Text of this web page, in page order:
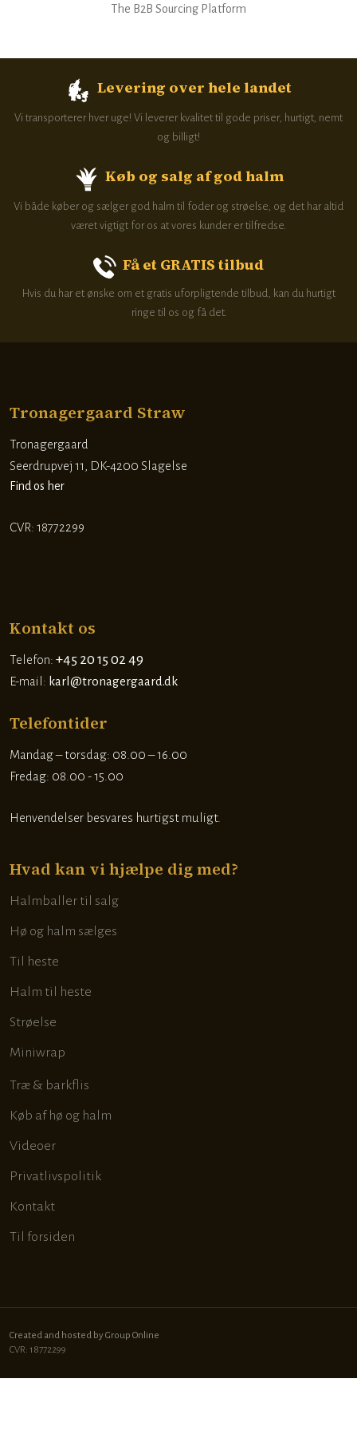
The B2B Sourcing Platform​​​
Levering over hele landet
Vi transporterer hver uge! Vi leverer kvalitet til gode priser, hurtigt, nemt
og billigt!
Køb og salg af god halm
Vi både køber og sælger god halm til foder og strøelse, og det har altid
været vigtigt for os at vores kunder er tilfredse.
Få et GRATIS tilbud
Hvis du har et ønske om et gratis uforpligtende tilbud, kan du hurtigt
ringe til os og få det​.
Tronagergaard Straw
Tronagergaard
​Seerdrupvej 11, DK-4200 Slagelse
Find os her
​CVR: 18772299
Kontakt os
Telefon:+45 20 15 02 49
E-mail: karl@tronagergaard.dk
Telefontider
​Mandag – torsdag: 08.00 – 16.00
Fredag: 08.00 - 15.00
Henvendelser besvares hurtigst muligt.
Hvad kan vi hjælpe dig med?
Halmballer til salg
Hø og halm sælges
Til heste
Halm til heste
Strøelse
Miniwrap
Træ & barkflis
Køb af hø og halm
Videoer
Privatlivspolitik
Kontakt
Til forsiden
Created and hosted by Group Online
CVR: 18772299